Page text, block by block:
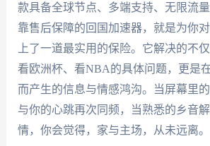
款具备全球节点、多端支持、无限流
靠售后保障的回国加速器，就是为你
上了一道最实用的保险。它解决的不
看欧洲杯、看NBA的具体问题，更是
而产生的信息与情感鸿沟。当屏幕里
与你的心跳再次同频，当熟悉的乡音
情，你会觉得，家与主场，从未远离。